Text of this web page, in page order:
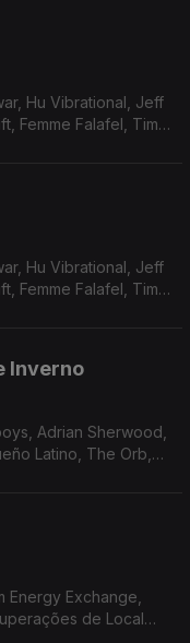
Femme Falafel, Tim
Femme Falafel, Tim
Inverno
Adrian Sherwood,
Latino, The Orb,
Exchange,
de Local